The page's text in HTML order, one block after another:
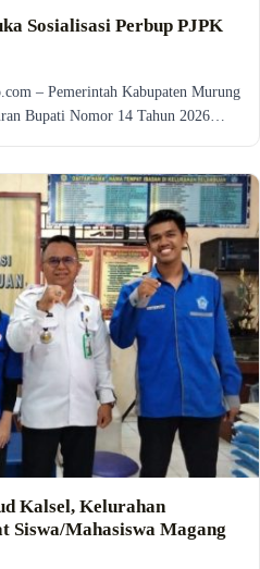
Sosialisasi Perbup PJPK
– Pemerintah Kabupaten Murung
Bupati Nomor 14 Tahun 2026…
Kalsel, Kelurahan
Siswa/Mahasiswa Magang